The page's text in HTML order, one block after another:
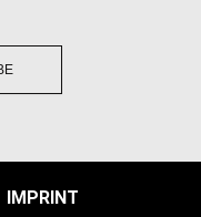
IMPRINT